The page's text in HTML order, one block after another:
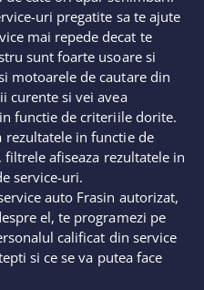
uri pregatite sa te ajute
mai repede decat te
sunt foarte usoare si
motoarele de cautare din
curente si vei avea
functie de criteriile dorite.
rezultatele in functie de
afiseaza rezultatele in
service-uri.
auto Frasin autorizat,
el, te programezi pe
calificat din service
si ce se va putea face